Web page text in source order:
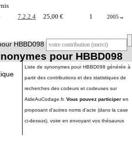
7.2.2.4 25,00 € 1 2005 →
HBBD098
pour HBBD098
Liste de synonymes pour HBBD098 générée à
partir des contributions et des statistiques de
recherches des codeurs et codeuses sur
AideAuCodage.fr. Vous pouvez participer en
proposant d'autres noms d'acte (dans la case
ci-dessus), voire en envoyant vos thésaurus